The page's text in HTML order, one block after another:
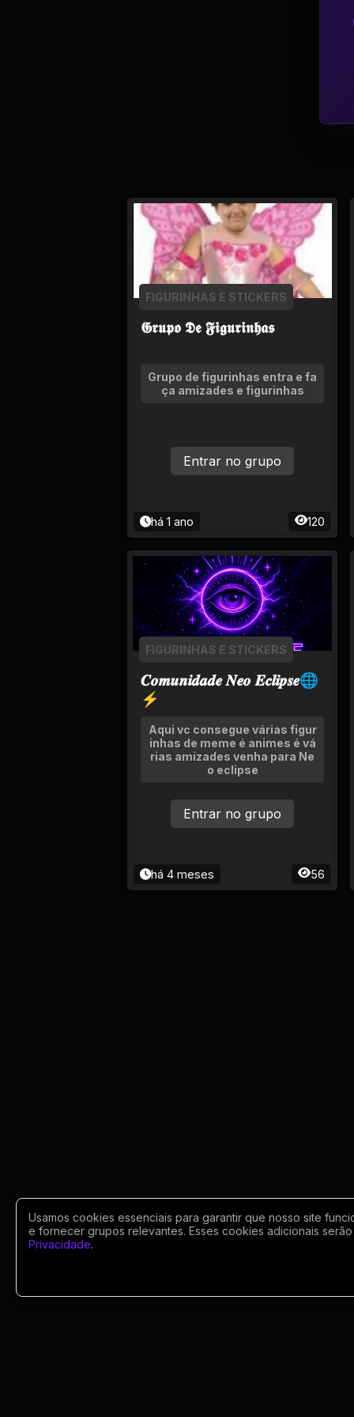
Saúde e Medicina
Tecnologias da
Viagem e Turismo
𝕲𝖗𝖚𝖕𝖔 𝕯𝖊 𝕱𝖎𝖌𝖚𝖗𝖎𝖓𝖍𝖆𝖘
FIGURINHAS E STICKERS
Grupo de figurinhas entra e fa
ça amizades e figurinhas
há 1 ano 120
Entrar no grupo
𝑪𝒐𝒎𝒖𝒏𝒊𝒅𝒂𝒅𝒆 𝑵𝒆𝒐 𝑬𝒄𝒍𝒊𝒑𝒔𝒆🌐
⚡
FIGURINHAS E STICKERS
Aqui vc consegue várias figur
inhas de meme é animes é vá
rias amizades venha para Ne
o eclipse
há 4 meses 56
Entrar no grupo
Usamos cookies essenciais para garantir que nosso site
e fornecer grupos relevantes. Esses cookies adicionais
Privacidade.